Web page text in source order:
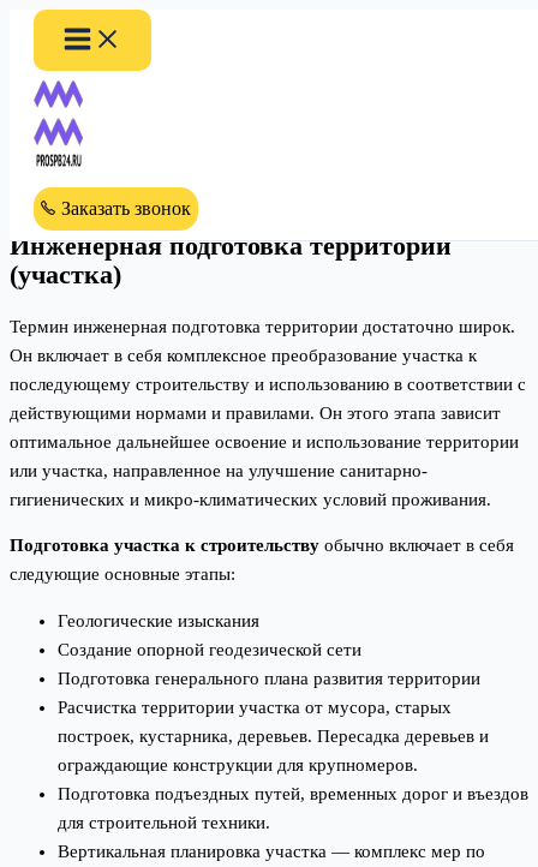
Перейти
содержимому
Заказать звонок
PROSPB24.RU
Инженерная подготовка
территории
Инженерная подготовка территории
(участка)
Термин инженерная подготовка территории достаточно широк.
Он включает в себя комплексное преобразование участка к
последующему строительству и использованию в соответствии с
действующими нормами и правилами. Он этого этапа зависит
оптимальное дальнейшее освоение и использование территории
или участка, направленное на улучшение санитарно-
гигиенических и микро-климатических условий проживания.
Подготовка участка к строительству обычно включает в себя
следующие основные этапы:
Геологические изыскания
Создание опорной геодезической сети
Подготовка генерального плана развития территории
Расчистка территории участка от мусора, старых
построек, кустарника, деревьев. Пересадка деревьев и
ограждающие конструкции для крупномеров.
Подготовка подъездных путей, временных дорог и въездов
для строительной техники.
Вертикальная планировка участка — комплекс мер по